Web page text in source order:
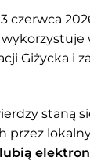
czerwca
Giżycka i
staną